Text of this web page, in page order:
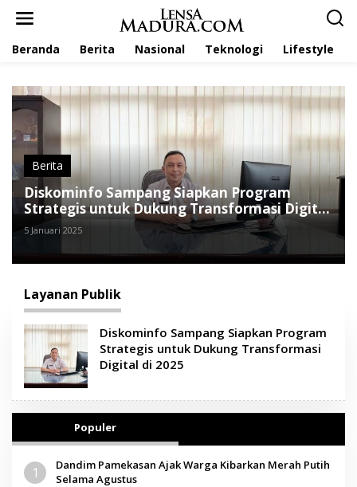
Beranda Berita Nasional Teknologi Lifestyle
Berita
Diskominfo Sampang Siapkan Program
Strategis untuk Dukung Transformasi Digital
di 2025
5 Januari 2025
Layanan Publik
Diskominfo Sampang Siapkan Program
Strategis untuk Dukung Transformasi
Digital di 2025
Populer
1
Dandim Pamekasan Ajak Warga Kibarkan Merah Putih
Selama Agustus